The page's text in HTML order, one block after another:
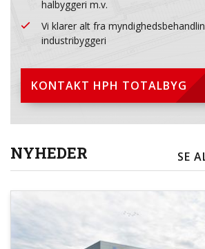
halbyggeri m.v.
Vi klarer alt fra
industribyggeri
KONTAKT HPH TOTALBYG
NYHEDER SE